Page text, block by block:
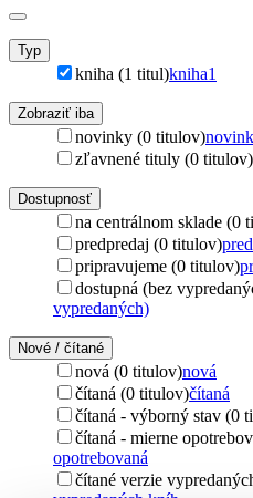
Typ
kniha (1 titul)kniha1
Zobraziť iba
novinky (0 titulov)
zľavnené tituly (0 titulov)
Dostupnosť
na centrálnom sklade (0
predpredaj (0 titulov)
pripravujeme (0 titulov)
dostupná (bez
vypredaných)
Nové / čítané
nová (0 titulov)nová
čítaná (0 titulov)čítaná
čítaná - výborný stav (0
čítaná - mierne
opotrebovaná
čítané verzie